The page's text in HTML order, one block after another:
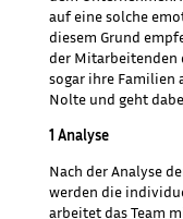
auf eine solche
diesem Grund
der Mitarbeitenden
sogar ihre Familien
Nolte und geht
1 Analyse
Nach der Analyse
werden die
arbeitet das Team